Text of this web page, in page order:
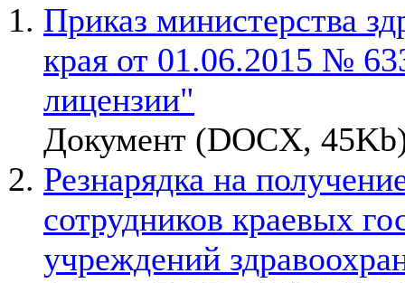
Приказ министерства
края от 01.06.2015 №
лицензии"
Документ (DOCX,
Резнарядка на
сотрудников краевых
учреждений